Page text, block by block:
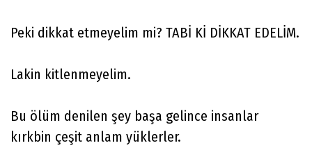
Peki dikkat etmeyelim mi? TABİ Kİ DİKKAT EDELİM.
Lakin kitlenmeyelim.
Bu ölüm denilen şey başa gelince insanlar
kırkbin çeşit anlam yüklerler.